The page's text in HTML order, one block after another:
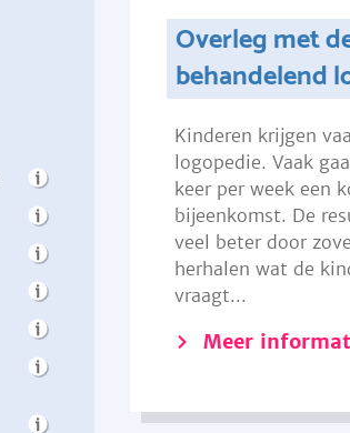
Overleg met
behandelend
Kinderen krijgen
logopedie. Vaak
keer per week een
bijeenkomst. De
veel beter door
herhalen wat de
vraagt...
Meer